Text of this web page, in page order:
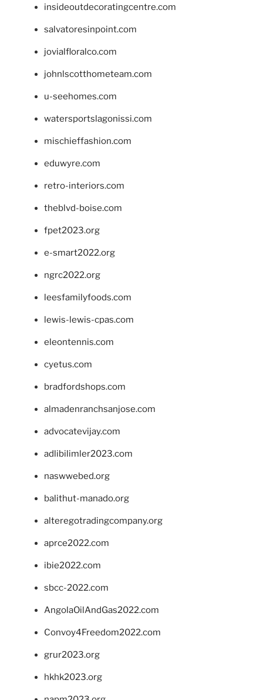
insideoutdecoratingcentre.com
salvatoresinpoint.com
jovialfloralco.com
johnlscotthometeam.com
u-seehomes.com
watersportslagonissi.com
mischieffashion.com
eduwyre.com
retro-interiors.com
theblvd-boise.com
fpet2023.org
e-smart2022.org
ngrc2022.org
leesfamilyfoods.com
lewis-lewis-cpas.com
eleontennis.com
cyetus.com
bradfordshops.com
almadenranchsanjose.com
advocatevijay.com
adlibilimler2023.com
naswwebed.org
balithut-manado.org
alteregotradingcompany.org
aprce2022.com
ibie2022.com
sbcc-2022.com
AngolaOilAndGas2022.com
Convoy4Freedom2022.com
grur2023.org
hkhk2023.org